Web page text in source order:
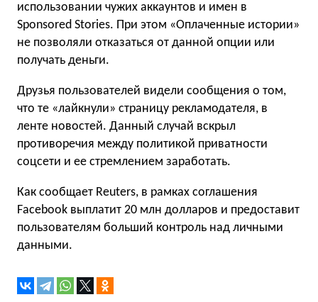
использовании чужих аккаунтов и имен в
Sponsored Stories. При этом «Оплаченные истории»
не позволяли отказаться от данной опции или
получать деньги.
Друзья пользователей видели сообщения о том,
что те «лайкнули» страницу рекламодателя, в
ленте новостей. Данный случай вскрыл
противоречия между политикой приватности
соцсети и ее стремлением заработать.
Как сообщает Reuters, в рамках соглашения
Facebook выплатит 20 млн долларов и предоставит
пользователям больший контроль над личными
данными.